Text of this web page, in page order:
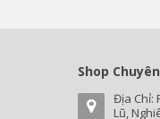
Shop
Địa Chỉ:
Lũ,